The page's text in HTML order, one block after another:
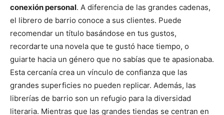
conexión personal. A diferencia de las grandes cadenas,
el librero de barrio conoce a sus clientes. Puede
recomendar un título basándose en tus gustos,
recordarte una novela que te gustó hace tiempo, o
guiarte hacia un género que no sabías que te apasionaba.
Esta cercanía crea un vínculo de confianza que las
grandes superficies no pueden replicar. Además, las
librerías de barrio son un refugio para la diversidad
literaria. Mientras que las grandes tiendas se centran en